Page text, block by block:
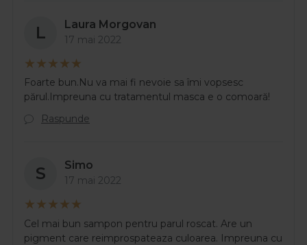
L Laura Morgovan
17 mai 2022
Foarte bun.Nu va mai fi nevoie sa îmi vopsesc
părul.Impreuna cu tratamentul masca e o comoară!
Raspunde
S Simo
17 mai 2022
Cel mai bun sampon pentru parul roscat. Are un
pigment care reimprospateaza culoarea. Impreuna cu